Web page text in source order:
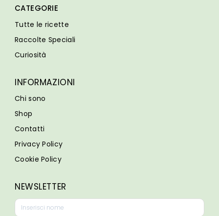
CATEGORIE
Tutte le ricette
Raccolte Speciali
Curiosità
INFORMAZIONI
Chi sono
Shop
Contatti
Privacy Policy
Cookie Policy
NEWSLETTER